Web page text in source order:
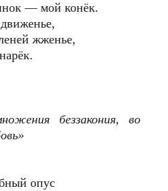
— мой конёк.
жженье,
беззакония, во
опус